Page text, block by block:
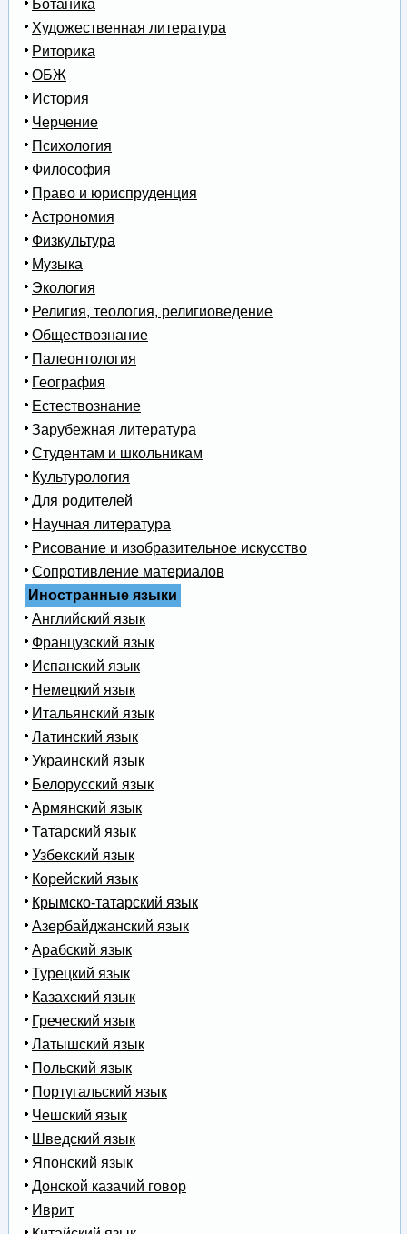
Ботаника
Художественная литература
Риторика
ОБЖ
История
Черчение
Психология
Философия
Право и юриспруденция
Астрономия
Физкультура
Музыка
Экология
Религия, теология, религиоведение
Обществознание
Палеонтология
География
Естествознание
Зарубежная литература
Студентам и школьникам
Культурология
Для родителей
Научная литература
Рисование и изобразительное искусство
Сопротивление материалов
Иностранные языки
Английский язык
Французский язык
Испанский язык
Немецкий язык
Итальянский язык
Латинский язык
Украинский язык
Белорусский язык
Армянский язык
Татарский язык
Узбекский язык
Корейский язык
Крымско-татарский язык
Азербайджанский язык
Арабский язык
Турецкий язык
Казахский язык
Греческий язык
Латышский язык
Польский язык
Португальский язык
Чешский язык
Шведский язык
Японский язык
Донской казачий говор
Иврит